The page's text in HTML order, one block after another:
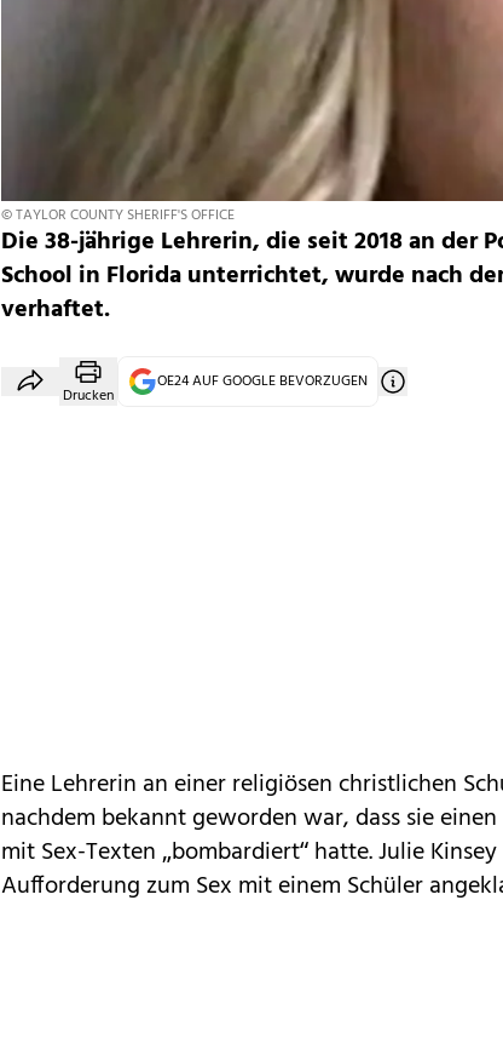
© TAYLOR COUNTY SHERIFF'S OFFICE
Die 38-jährige Lehrerin, die seit 2018 an der
School in Florida unterrichtet, wurde nach
verhaftet.
Drucken
OE24 AUF GOOGLE BEVORZUGEN
Eine Lehrerin an einer religiösen christlichen
nachdem bekannt geworden war, dass sie
mit Sex-Texten „bombardiert“ hatte. Julie
Aufforderung zum Sex mit einem Schüler